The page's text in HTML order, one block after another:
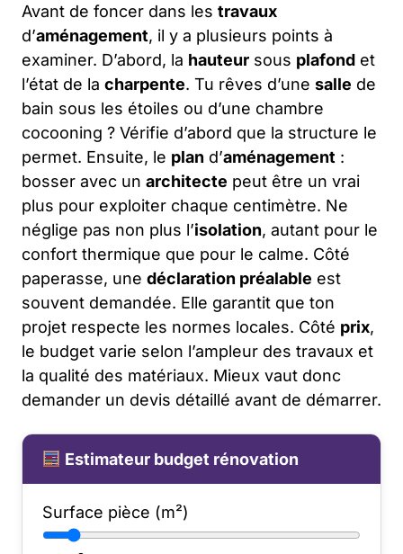
Avant de foncer dans les travaux
d’aménagement, il y a plusieurs points à
examiner. D’abord, la hauteur sous plafond et
l’état de la charpente. Tu rêves d’une salle de
bain sous les étoiles ou d’une chambre
cocooning ? Vérifie d’abord que la structure le
permet. Ensuite, le plan d’aménagement :
bosser avec un architecte peut être un vrai
plus pour exploiter chaque centimètre. Ne
néglige pas non plus l’isolation, autant pour le
confort thermique que pour le calme. Côté
paperasse, une déclaration préalable est
souvent demandée. Elle garantit que ton
projet respecte les normes locales. Côté prix,
le budget varie selon l’ampleur des travaux et
la qualité des matériaux. Mieux vaut donc
demander un devis détaillé avant de démarrer.
Estimateur budget rénovation
Surface pièce (m²)